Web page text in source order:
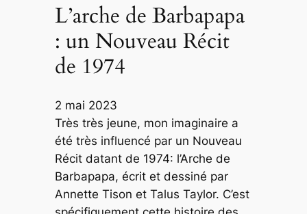
L’arche de Barbapapa
: un Nouveau Récit
de 1974
2 mai 2023
Très très jeune, mon imaginaire a
été très influencé par un Nouveau
Récit datant de 1974: l’Arche de
Barbapapa, écrit et dessiné par
Annette Tison et Talus Taylor. C’est